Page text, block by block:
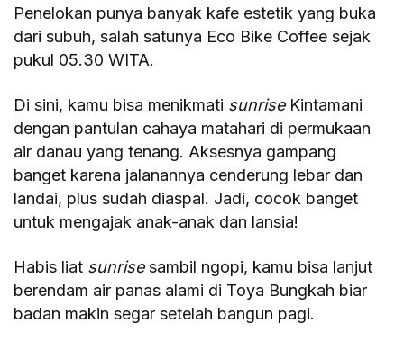
Penelokan punya banyak kafe estetik yang buka
dari subuh, salah satunya Eco Bike Coffee sejak
pukul 05.30 WITA.
Di sini, kamu bisa menikmati sunrise Kintamani
dengan pantulan cahaya matahari di permukaan
air danau yang tenang. Aksesnya gampang
banget karena jalanannya cenderung lebar dan
landai, plus sudah diaspal. Jadi, cocok banget
untuk mengajak anak-anak dan lansia!
Habis liat sunrisesambil ngopi, kamu bisa lanjut
berendam air panas alami di Toya Bungkah biar
badan makin segar setelah bangun pagi.